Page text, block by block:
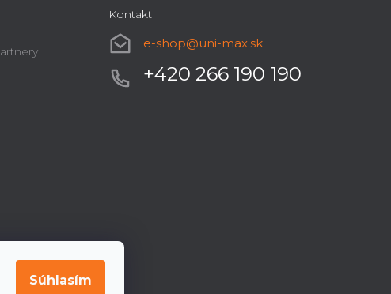
Súhlasím
Kontakt
e-shop@uni-max.sk
+420 266 190 190